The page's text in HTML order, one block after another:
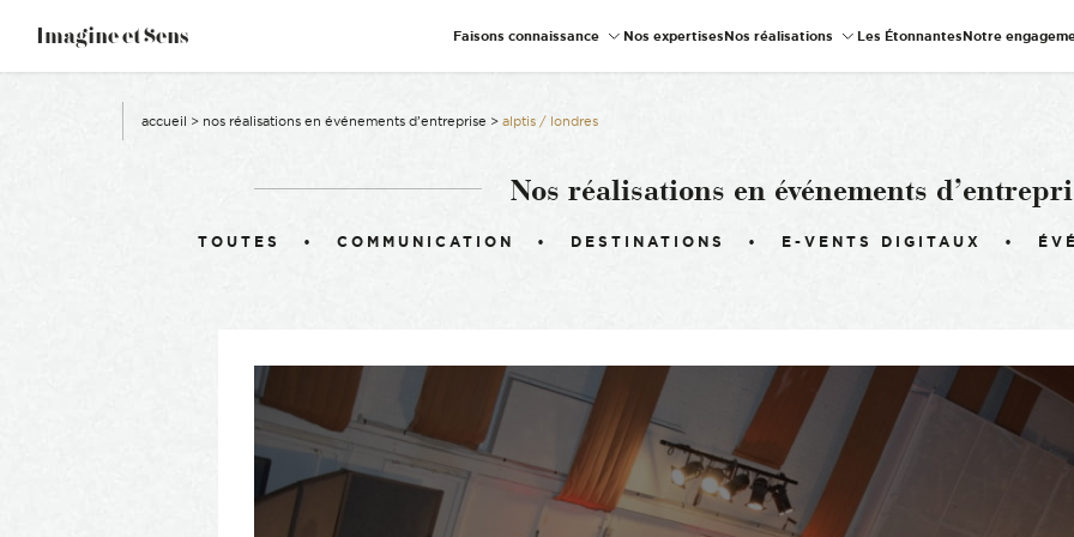
Imagine et Sens–
Événementiel
Communicants
Faisons connaissance Nos expertisesNos réalisations Les ÉtonnantesNotre
accueil > nos réalisations en événements d’entreprise > alptis / londres
Nos réalisations en événements
TOUTES COMMUNICATION DESTINATIONS E-VENTS DIGITAUX